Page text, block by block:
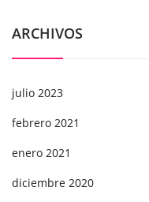
ARCHIVOS
julio 2023
febrero 2021
enero 2021
diciembre 2020